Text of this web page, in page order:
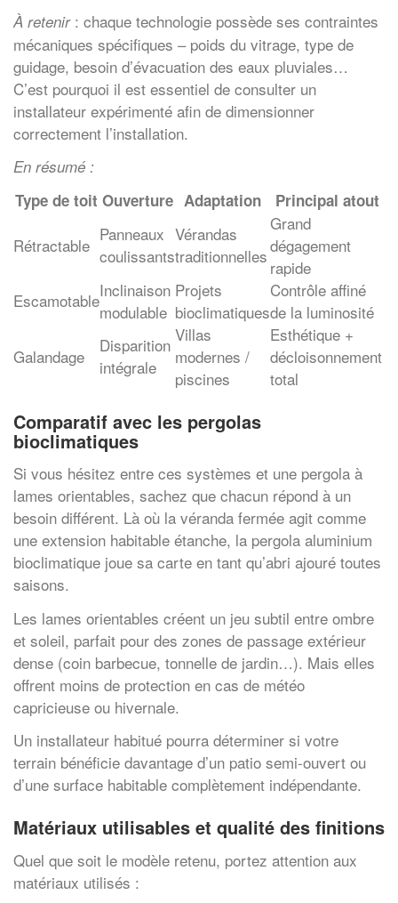
À retenir: chaque technologie possède ses contraintes
mécaniques spécifiques – poids du vitrage, type de
guidage, besoin d’évacuation des eaux pluviales…
C’est pourquoi il est essentiel de consulter un
installateur expérimenté afin de dimensionner
correctement l’installation.
En résumé :
Type de toit Ouverture Adaptation Principal atout
Rétractable
Panneaux
coulissants
Vérandas
traditionnelles
Grand
dégagement
rapide
EscamotableInclinaison
modulable
Projets
bioclimatiques
Contrôle affiné
de la luminosité
Galandage
Disparition
intégrale
Villas
modernes /
piscines
Esthétique +
décloisonnement
total
Comparatif avec les pergolas
bioclimatiques
Si vous hésitez entre ces systèmes et une pergola à
lames orientables, sachez que chacun répond à un
besoin différent. Là où la véranda fermée agit comme
une extension habitable étanche, la pergola aluminium
bioclimatique joue sa carte en tant qu’abri ajouré toutes
saisons.
Les lames orientables créent un jeu subtil entre ombre
et soleil, parfait pour des zones de passage extérieur
dense (coin barbecue, tonnelle de jardin…). Mais elles
offrent moins de protection en cas de météo
capricieuse ou hivernale.
Un installateur habitué pourra déterminer si votre
terrain bénéficie davantage d’un patio semi-ouvert ou
d’une surface habitable complètement indépendante.
Matériaux utilisables et qualité des finitions
Quel que soit le modèle retenu, portez attention aux
matériaux utilisés :